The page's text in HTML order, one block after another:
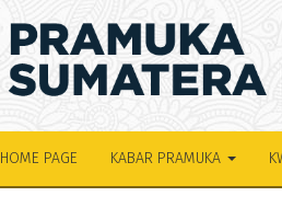
HOME PAGE KABAR PRAMUKA